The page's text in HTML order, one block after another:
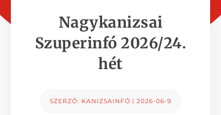
Nagykanizsai
Szuperinfó 2026/24.
hét
SZERZŐ: KANIZSAINFÓ | 2026-06-9